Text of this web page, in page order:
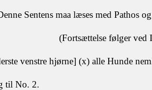
Sentens maa læses med Pathos
(Fortsættelse følger ved
venstre hjørne] (x) alle Hunde
til No. 2.